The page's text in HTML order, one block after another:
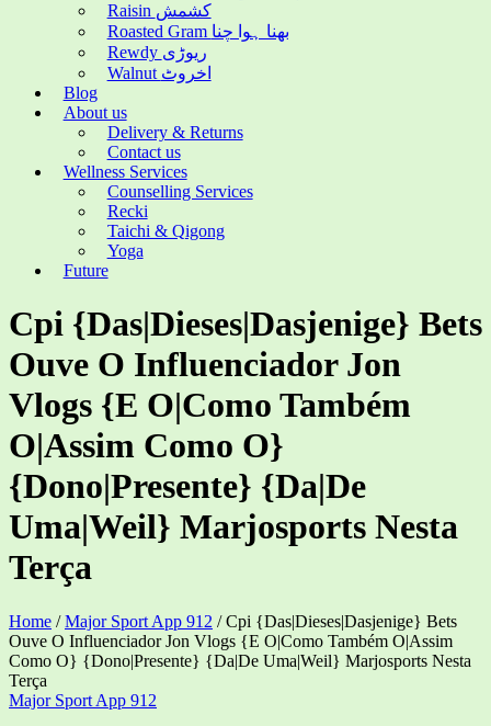
Raisin کشمش
Roasted Gram بھنا ہوا چنا
Rewdy ریوڑی
Walnut اخروٹ
Blog
About us
Delivery & Returns
Contact us
Wellness Services
Counselling Services
Recki
Taichi & Qigong
Yoga
Future
Cpi {Das|Dieses|Dasjenige} Bets
Ouve O Influenciador Jon
Vlogs {E O|Como Também
O|Assim Como O}
{Dono|Presente} {Da|De
Uma|Weil} Marjosports Nesta
Terça
Home /Major Sport App 912 /Cpi {Das|Dieses|Dasjenige} Bets
Ouve O Influenciador Jon Vlogs {E O|Como Também O|Assim
Como O} {Dono|Presente} {Da|De Uma|Weil} Marjosports Nesta
Terça
Categories
Major Sport App 912